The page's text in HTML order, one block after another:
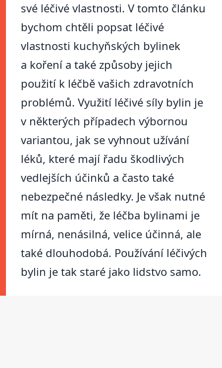
své léčivé vlastnosti. V tomto článku
bychom chtěli popsat léčivé
vlastnosti kuchyňských bylinek
a koření a také způsoby jejich
použití k léčbě vašich zdravotních
problémů. Využití léčivé síly bylin je
v některých případech výbornou
variantou, jak se vyhnout užívání
léků, které mají řadu škodlivých
vedlejších účinků a často také
nebezpečné následky. Je však nutné
mít na paměti, že léčba bylinami je
mírná, nenásilná, velice účinná, ale
také dlouhodobá. Používání léčivých
bylin je tak staré jako lidstvo samo.